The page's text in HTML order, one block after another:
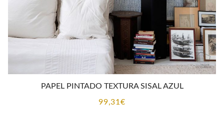
PAPEL PINTADO TEXTURA SISAL AZUL
99,31€